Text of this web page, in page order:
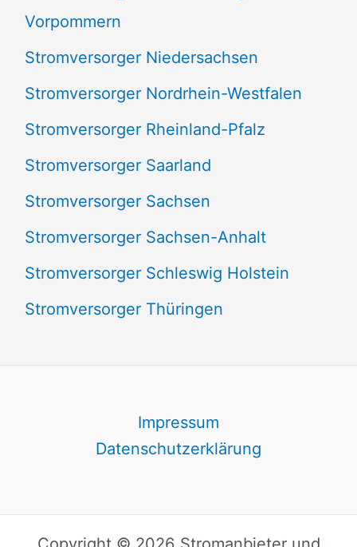
Vorpommern
Stromversorger Niedersachsen
Stromversorger Nordrhein-Westfalen
Stromversorger Rheinland-Pfalz
Stromversorger Saarland
Stromversorger Sachsen
Stromversorger Sachsen-Anhalt
Stromversorger Schleswig Holstein
Stromversorger Thüringen
Impressum
Datenschutzerklärung